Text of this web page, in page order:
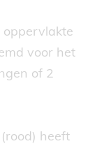
oppervlakte
voor het
of 2
heeft